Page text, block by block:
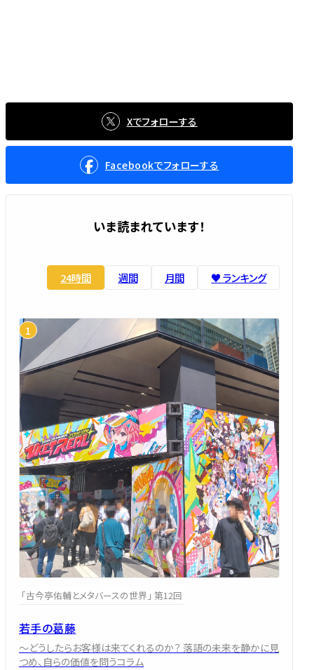
Xでフォローする
Facebookでフォローする
いま読まれています！
24時間 週間 月間 ♥️ ランキング
「古今亭佑輔とメタバースの世界」 第12回
若手の葛藤
～どうしたらお客様は来てくれるのか？ 落語の未来を静かに見
つめ、自らの価値を問うコラム